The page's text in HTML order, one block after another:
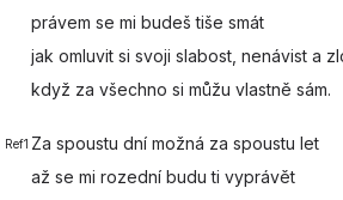
právem se mi budeš tiše smát
jak omluvit si svoji slabost, nenávist a
když za všechno si můžu vlastně sám.
Ref1 Za spoustu dní možná za spoustu let
až se mi rozední budu ti vyprávět